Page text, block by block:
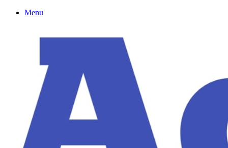
Menu